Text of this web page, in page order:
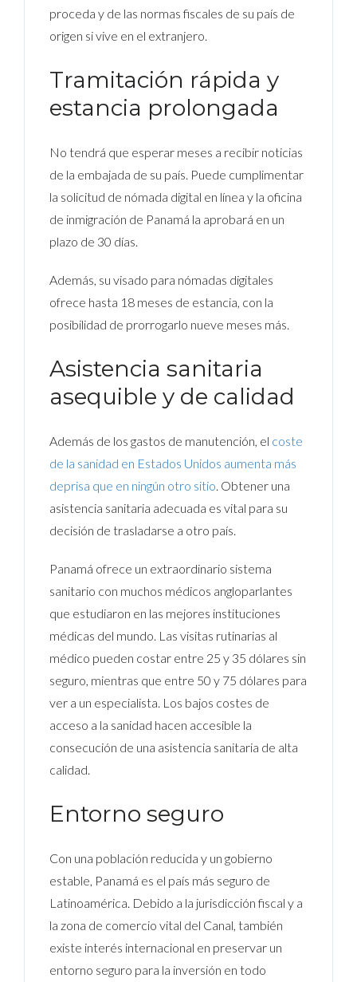
proceda y de las normas fiscales de su país de
origen si vive en el extranjero.
Tramitación rápida y
estancia prolongada
No tendrá que esperar meses a recibir noticias
de la embajada de su país. Puede cumplimentar
la solicitud de nómada digital en línea y la oficina
de inmigración de Panamá la aprobará en un
plazo de 30 días.
Además, su visado para nómadas digitales
ofrece hasta 18 meses de estancia, con la
posibilidad de prorrogarlo nueve meses más.
Asistencia sanitaria
asequible y de calidad
Además de los gastos de manutención, el coste
de la sanidad en Estados Unidos aumenta más
deprisa que en ningún otro sitio. Obtener una
asistencia sanitaria adecuada es vital para su
decisión de trasladarse a otro país.
Panamá ofrece un extraordinario sistema
sanitario con muchos médicos angloparlantes
que estudiaron en las mejores instituciones
médicas del mundo. Las visitas rutinarias al
médico pueden costar entre 25 y 35 dólares sin
seguro, mientras que entre 50 y 75 dólares para
ver a un especialista. Los bajos costes de
acceso a la sanidad hacen accesible la
consecución de una asistencia sanitaria de alta
calidad.
Entorno seguro
Con una población reducida y un gobierno
estable, Panamá es el país más seguro de
Latinoamérica. Debido a la jurisdicción fiscal y a
la zona de comercio vital del Canal, también
existe interés internacional en preservar un
entorno seguro para la inversión en todo